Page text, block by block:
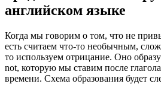
английском языке
Когда мы говорим о том, что не
есть считаем что-то необычным,
то используем отрицание. Оно
not, которую мы ставим после
времени. Схема образования будет